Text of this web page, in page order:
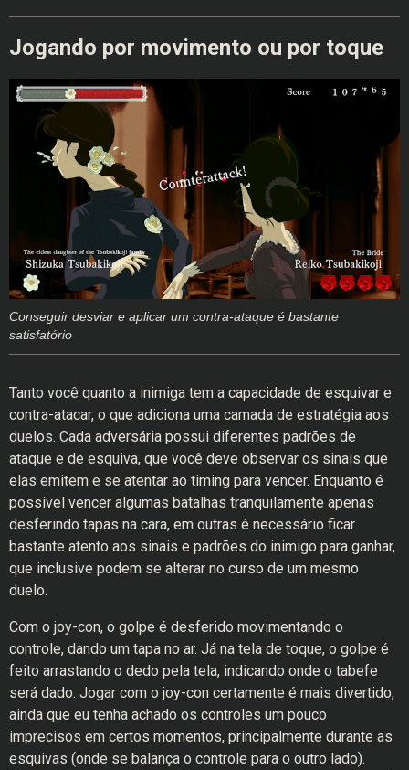
Jogando por movimento ou por toque
Conseguir desviar e aplicar um contra-ataque é bastante
satisfatório
Tanto você quanto a inimiga tem a capacidade de esquivar e
contra-atacar, o que adiciona uma camada de estratégia aos
duelos. Cada adversária possui diferentes padrões de
ataque e de esquiva, que você deve observar os sinais que
elas emitem e se atentar ao timing para vencer. Enquanto é
possível vencer algumas batalhas tranquilamente apenas
desferindo tapas na cara, em outras é necessário ficar
bastante atento aos sinais e padrões do inimigo para ganhar,
que inclusive podem se alterar no curso de um mesmo
duelo.
Com o joy-con, o golpe é desferido movimentando o
controle, dando um tapa no ar. Já na tela de toque, o golpe é
feito arrastando o dedo pela tela, indicando onde o tabefe
será dado. Jogar com o joy-con certamente é mais divertido,
ainda que eu tenha achado os controles um pouco
imprecisos em certos momentos, principalmente durante as
esquivas (onde se balança o controle para o outro lado).